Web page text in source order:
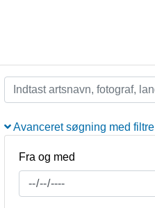
Avanceret søgning med filtre
Fra og med